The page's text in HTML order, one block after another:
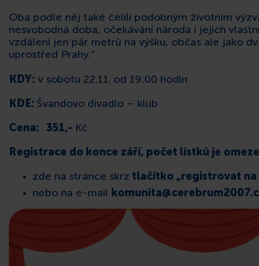
Oba podle něj také čelili podobným životním
nesvobodná doba, očekávání národa i jejich
vzdáleni jen pár metrů na výšku, občas ale jako
uprostřed Prahy.“
KDY: v sobotu 22.11. od 19:00 hodin
KDE: Švandovo divadlo – klub
Cena: 351,- Kč
Registrace do konce září, počet lístků je
zde na stránce skrz tlačítko „registrovat na
nebo na e-mail